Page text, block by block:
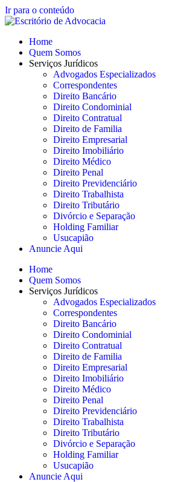
Ir para o conteúdo
Home
Quem Somos
Serviços Jurídicos
Advogados Especializados
Correspondentes
Direito Bancário
Direito Condominial
Direito Contratual
Direito de Familia
Direito Empresarial
Direito Imobiliário
Direito Médico
Direito Penal
Direito Previdenciário
Direito Trabalhista
Direito Tributário
Divórcio e Separação
Holding Familiar
Usucapião
Anuncie Aqui
Home
Quem Somos
Serviços Jurídicos
Advogados Especializados
Correspondentes
Direito Bancário
Direito Condominial
Direito Contratual
Direito de Familia
Direito Empresarial
Direito Imobiliário
Direito Médico
Direito Penal
Direito Previdenciário
Direito Trabalhista
Direito Tributário
Divórcio e Separação
Holding Familiar
Usucapião
Anuncie Aqui